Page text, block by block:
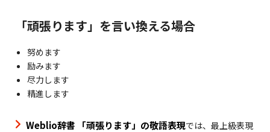
「頑張ります」を言い換える場合
努めます
励みます
尽力します
精進します
Weblio辞書 「頑張ります」の敬語表現では、最上級表現